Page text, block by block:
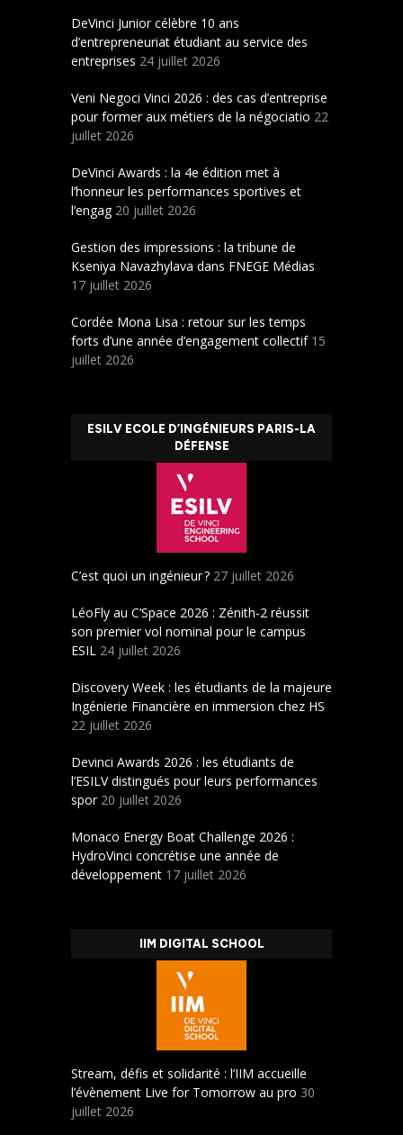
DeVinci Junior célèbre 10 ans
d’entrepreneuriat étudiant au service des
entreprises 24 juillet 2026
Veni Negoci Vinci 2026 : des cas d’entreprise
pour former aux métiers de la négociatio 22
juillet 2026
DeVinci Awards : la 4e édition met à
l’honneur les performances sportives et
l’engag 20 juillet 2026
Gestion des impressions : la tribune de
Kseniya Navazhylava dans FNEGE Médias
17 juillet 2026
Cordée Mona Lisa : retour sur les temps
forts d’une année d’engagement collectif 15
juillet 2026
ESILV ECOLE D’INGÉNIEURS PARIS-LA
DÉFENSE
C’est quoi un ingénieur ? 27 juillet 2026
LéoFly au C’Space 2026 : Zénith-2 réussit
son premier vol nominal pour le campus
ESIL 24 juillet 2026
Discovery Week : les étudiants de la majeure
Ingénierie Financière en immersion chez HS
22 juillet 2026
Devinci Awards 2026 : les étudiants de
l’ESILV distingués pour leurs performances
spor 20 juillet 2026
Monaco Energy Boat Challenge 2026 :
HydroVinci concrétise une année de
développement 17 juillet 2026
IIM DIGITAL SCHOOL
Stream, défis et solidarité : l’IIM accueille
l’évènement Live for Tomorrow au pro 30
juillet 2026